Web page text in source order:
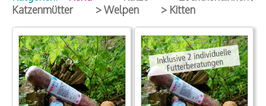
Katzenmütter
> Welpen > Kitten